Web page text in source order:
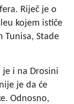
Riječ je o
kojem ističe
Tunisa, Stade
i na Drosini
je da će
Odnosno,